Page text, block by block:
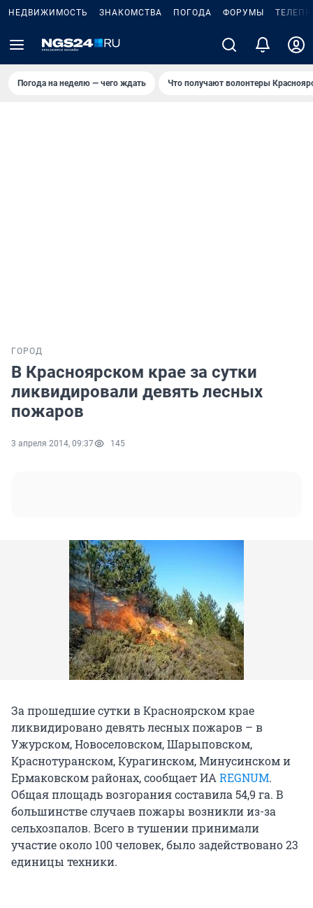
НЕДВИЖИМОСТЬ ЗНАКОМСТВА ПОГОДА ФОРУМЫ
Погода на неделю — чего ждать Что получают волонтеры
ГОРОД
В Красноярском крае за сутки
ликвидировали девять лесных
пожаров
3 апреля 2014, 09:37 145
За прошедшие сутки в Красноярском крае
ликвидировано девять лесных пожаров – в
Ужурском, Новоселовском, Шарыповском,
Краснотуранском, Курагинском, Минусинском и
Ермаковском районах, сообщает ИА REGNUM.
Общая площадь возгорания составила 54,9 га. В
большинстве случаев пожары возникли из-за
сельхозпалов. Всего в тушении принимали
участие около 100 человек, было задействовано 23
единицы техники.